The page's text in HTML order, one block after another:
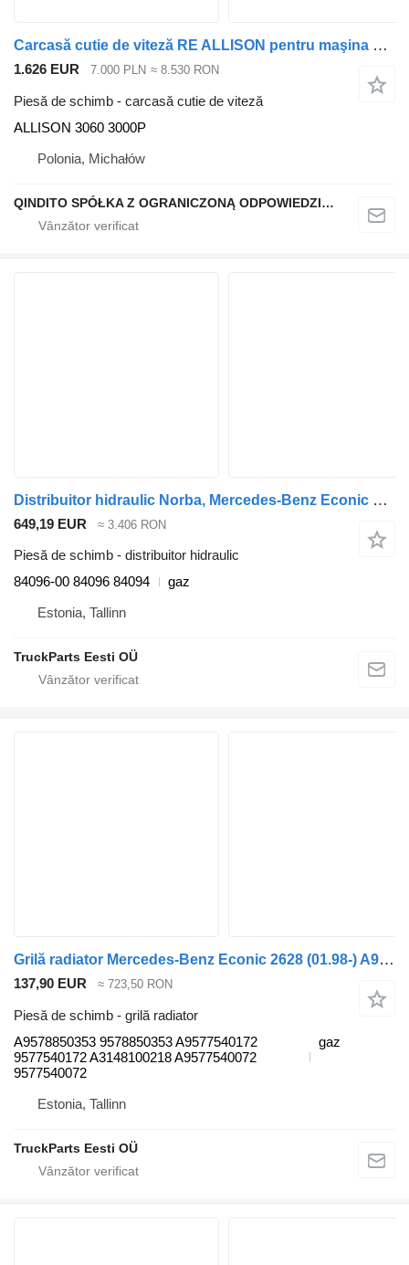
Carcasă cutie de viteză RE ALLISON pentru maşina de gunoi Mercedes-Benz ECONIC ATEGO AXOR
1.626 EUR 7.000 PLN ≈ 8.530 RON
Piesă de schimb - carcasă cutie de viteză
ALLISON 3060 3000P
Polonia, Michałów
QINDITO SPÓŁKA Z OGRANICZONĄ ODPOWIEDZIALNOŚCIĄ
Distribuitor hidraulic Norba, Mercedes-Benz Econic 2628 (01.98-) 84096-00 pentru maşina de gunoi Mercedes-Benz Econic (1998-2014)
649,19 EUR ≈ 3.406 RON
Piesă de schimb - distribuitor hidraulic
84096-00 84096 84094
gaz
Estonia, Tallinn
TruckParts Eesti OÜ
Grilă radiator Mercedes-Benz Econic 2628 (01.98-) A9578850353 pentru maşina de gunoi Mercedes-Benz Econic (1998-2014)
137,90 EUR ≈ 723,50 RON
Piesă de schimb - grilă radiator
A9578850353 9578850353 A9577540172
9577540172 A3148100218 A9577540072
9577540072
gaz
Estonia, Tallinn
TruckParts Eesti OÜ